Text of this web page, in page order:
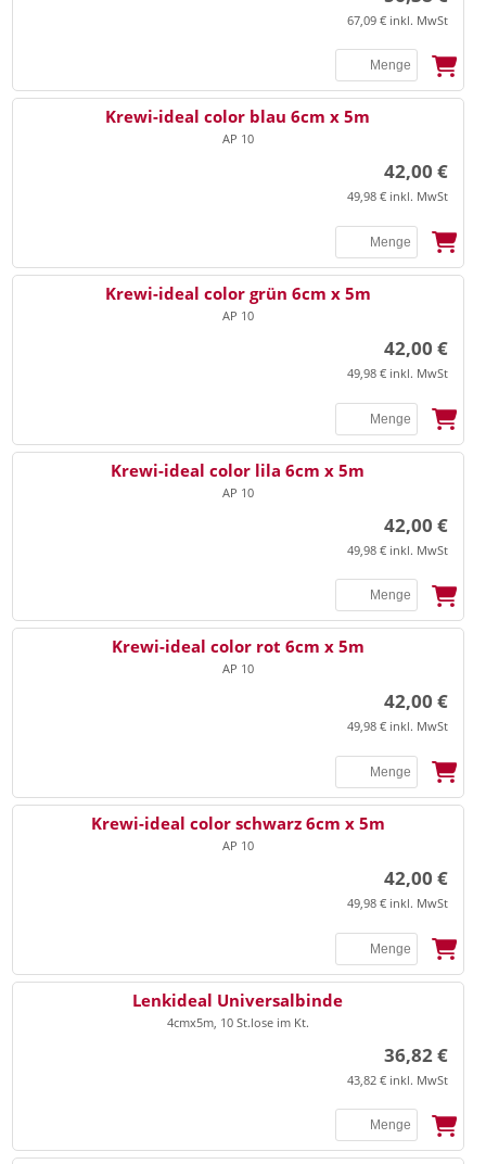
67,09 € inkl. MwSt
Krewi-ideal color blau 6cm x 5m
AP 10
42,00 €
49,98 € inkl. MwSt
Krewi-ideal color grün 6cm x 5m
AP 10
42,00 €
49,98 € inkl. MwSt
Krewi-ideal color lila 6cm x 5m
AP 10
42,00 €
49,98 € inkl. MwSt
Krewi-ideal color rot 6cm x 5m
AP 10
42,00 €
49,98 € inkl. MwSt
Krewi-ideal color schwarz 6cm x 5m
AP 10
42,00 €
49,98 € inkl. MwSt
Lenkideal Universalbinde
4cmx5m, 10 St.lose im Kt.
36,82 €
43,82 € inkl. MwSt